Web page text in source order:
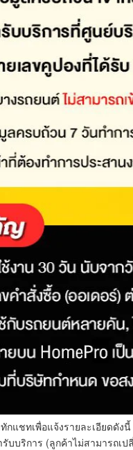
แชทเพื่อแจ้งรายละเอียดดังนี้
บบริการ (ลูกค้าไม่สามารถ